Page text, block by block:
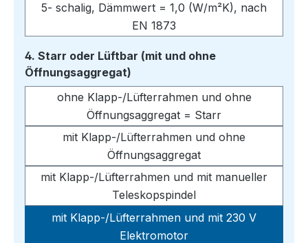
5- schalig, Dämmwert = 1,0 (W/m²K), nach
EN 1873
4. Starr oder Lüftbar (mit und ohne
Öffnungsaggregat)
ohne Klapp-/Lüfterrahmen und ohne
Öffnungsaggregat = Starr
mit Klapp-/Lüfterrahmen und ohne
Öffnungsaggregat
mit Klapp-/Lüfterrahmen und mit manueller
Teleskopspindel
mit Klapp-/Lüfterrahmen und mit 230 V
Elektromotor